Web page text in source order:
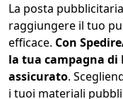
La posta
raggiungere il tuo
efficace. Con
la tua campagna di
assicurato.
i tuoi materiali